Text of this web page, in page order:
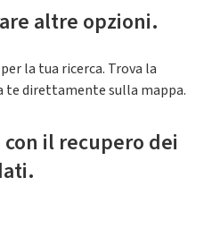
altre opzioni.
la tua ricerca. Trova la
te direttamente sulla mappa.
il recupero dei